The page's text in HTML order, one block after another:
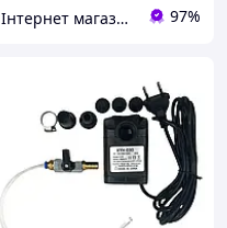
Інтернет магазин інструменту KUVALDA 97%